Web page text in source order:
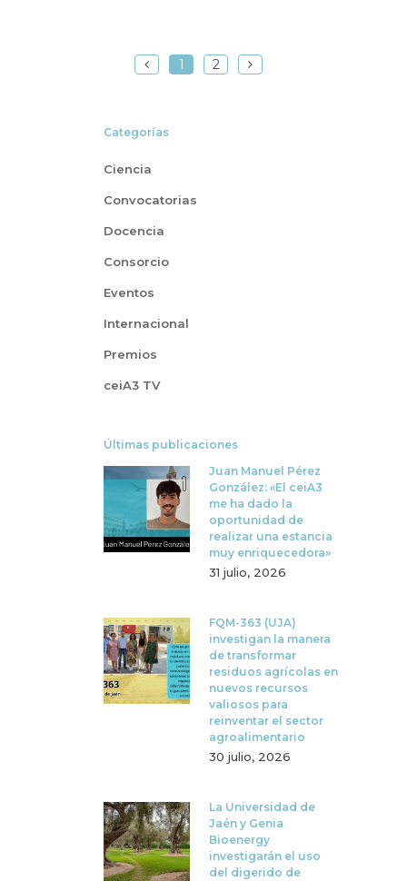
1 2
Categorías
Ciencia
Convocatorias
Docencia
Consorcio
Eventos
Internacional
Premios
ceiA3 TV
Últimas publicaciones
Juan Manuel Pérez
González: «El ceiA3
me ha dado la
oportunidad de
realizar una estancia
muy enriquecedora»
31 julio, 2026
FQM-363 (UJA)
investigan la manera
de transformar
residuos agrícolas en
nuevos recursos
valiosos para
reinventar el sector
agroalimentario
30 julio, 2026
La Universidad de
Jaén y Genia
Bioenergy
investigarán el uso
del digerido de